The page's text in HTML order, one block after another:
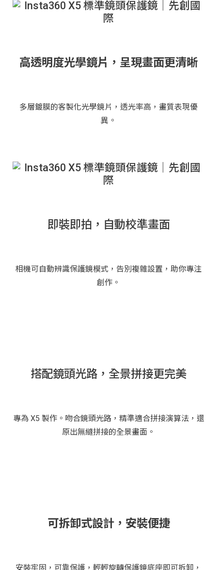
高透明度光學鏡片，呈現畫面更清晰
多層鍍膜的客製化光學鏡片，透光率高，畫質表現優
異。
即裝即拍，自動校準畫面
相機可自動辨識保護鏡模式，告別複雜設置，助你專注
創作。
搭配鏡頭光路，全景拼接更完美
專為 X5 製作。吻合鏡頭光路，精準適合拼接演算法，還
原出無縫拼接的全景畫面。
可拆卸式設計，安裝便捷
安裝牢固，可靠保護，輕輕旋轉保護鏡底座即可拆卸，